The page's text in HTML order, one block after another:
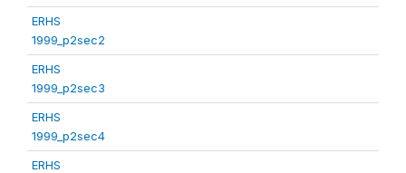
ERHS
1999_p2sec2
ERHS
1999_p2sec3
ERHS
1999_p2sec4
ERHS